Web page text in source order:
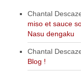
Chantal
miso et sauce
Nasu dengaku
Chantal
Blog !